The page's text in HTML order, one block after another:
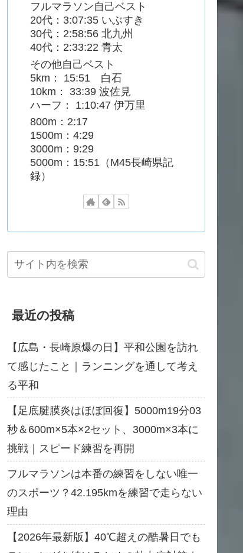
フルマラソン自己ベスト
20代：3:07:35 いぶすき
30代：2:58:56 北九州
40代：2:33:22 青太
その他自己ベスト
5km： 15:51 白石
10km： 33:39 波佐見
ハーフ： 1:10:47 伊万里
800m：2:17
1500m：4:29
3000m：9:29
5000m：15:51（M45長崎県記
録）
最近の投稿
【広島・長崎原爆の日】平和公園を訪れ
て感じたこと｜ランニングを通して考え
る平和
【足底腱膜炎はほぼ回復】5000m19分03
秒＆600m×5本×2セット、3000m×3本に
挑戦｜スピード練習を再開
フルマラソンは本番の練習をしない唯一
のスポーツ？42.195kmを練習で走らない
理由
【2026年最新版】40℃超えの酷暑日でも